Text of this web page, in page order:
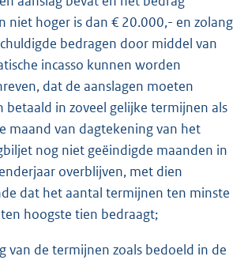
niet hoger is dan € 20.000,- en zolang
bedragen door middel van
incasso kunnen worden
dat de aanslagen moeten
betaald in zoveel gelijke termijnen als
maand van dagtekening van het
nog niet geëindigde maanden in
overblijven, met dien
dat het aantal termijnen ten minste
hoogste tien bedraagt;
van de termijnen zoals bedoeld in de